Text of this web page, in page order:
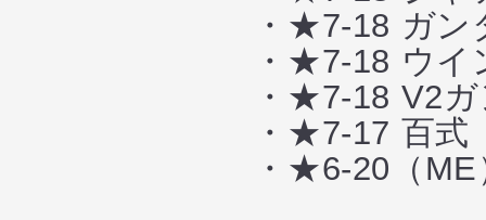
・★7-18 ガン
・★7-18 ウイ
・★7-18 V2
・★7-17 百
・★6-20（ME